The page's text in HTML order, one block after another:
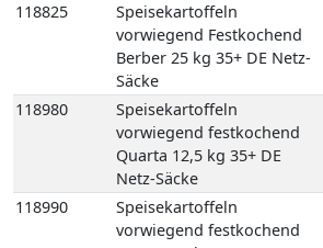
118825
Speisekartoffeln
vorwiegend Festkochend
Berber 25 kg 35+ DE Netz-
Säcke
118980
Speisekartoffeln
vorwiegend festkochend
Quarta 12,5 kg 35+ DE
Netz-Säcke
118990
Speisekartoffeln
vorwiegend festkochend